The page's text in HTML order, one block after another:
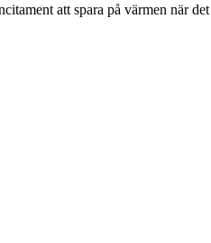
att spara på värmen när